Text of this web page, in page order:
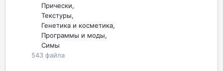
Прически
Текстуры
Генетика и косметика
Программы и моды
Симы
543 файла